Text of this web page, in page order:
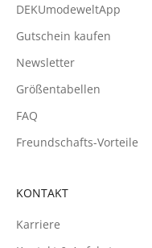
DEKUmodeweltApp
Gutschein kaufen
Newsletter
Größentabellen
FAQ
Freundschafts-Vorteile
KONTAKT
Karriere